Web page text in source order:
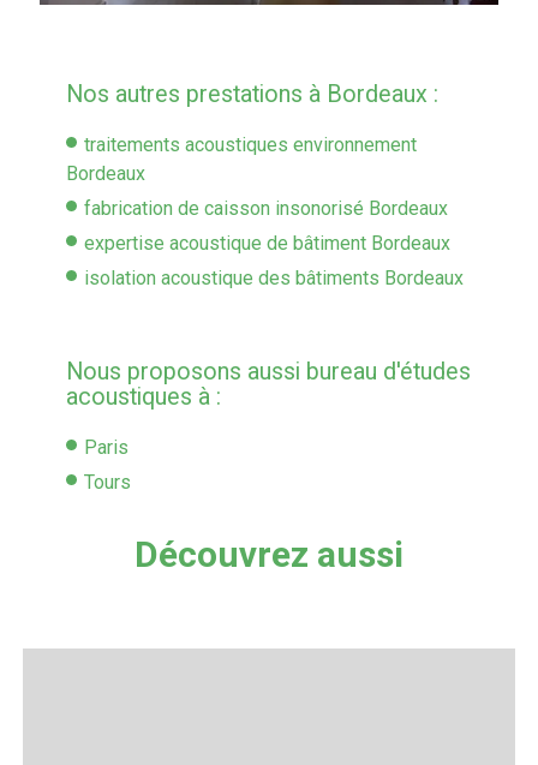
Nos autres prestations à Bordeaux :
traitements acoustiques environnement
Bordeaux
fabrication de caisson insonorisé Bordeaux
expertise acoustique de bâtiment Bordeaux
isolation acoustique des bâtiments Bordeaux
Nous proposons aussi bureau d'études
acoustiques à :
Paris
Tours
Découvrez aussi